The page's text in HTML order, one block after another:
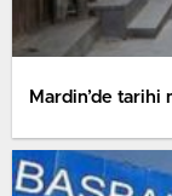
Mardin’de tarihi